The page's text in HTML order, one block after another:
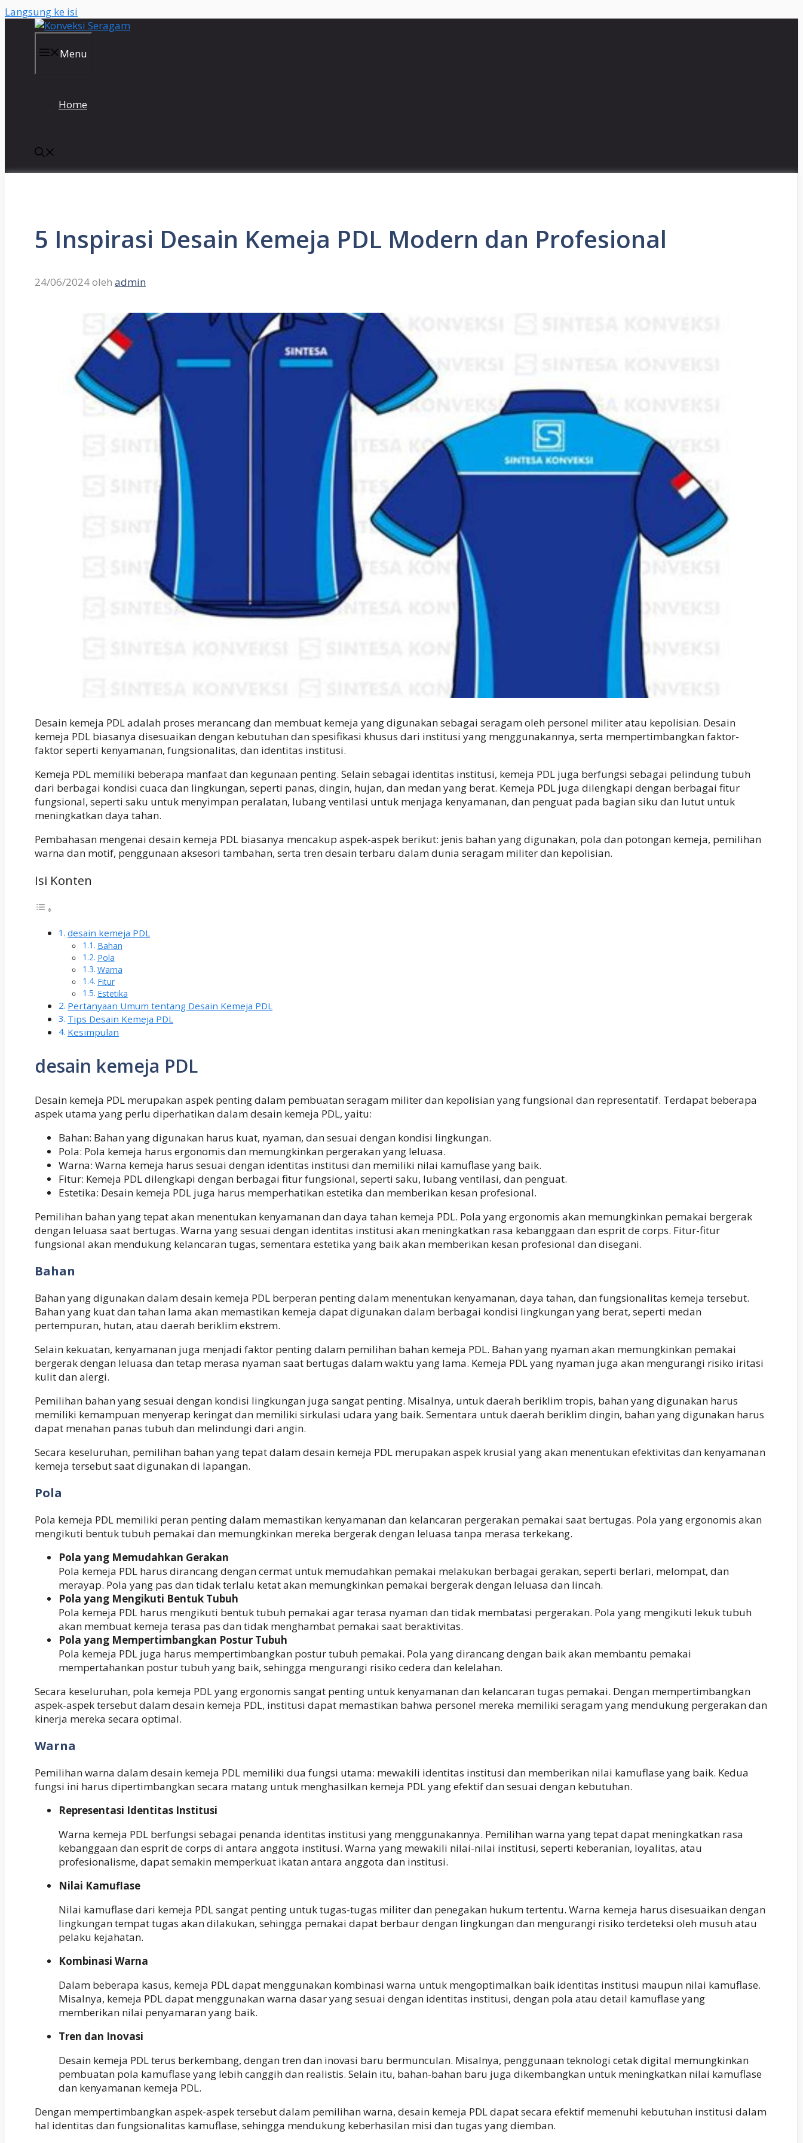
Langsung ke isi
Menu
Home
5 Inspirasi Desain Kemeja PDL Modern dan Profesional
24/06/2024oleh admin
Desain kemeja PDL adalah proses merancang dan membuat kemeja yang digunakan sebagai seragam oleh personel militer atau kepolisian. Desain
kemeja PDL biasanya disesuaikan dengan kebutuhan dan spesifikasi khusus dari institusi yang menggunakannya, serta mempertimbangkan faktor-
faktor seperti kenyamanan, fungsionalitas, dan identitas institusi.
Kemeja PDL memiliki beberapa manfaat dan kegunaan penting. Selain sebagai identitas institusi, kemeja PDL juga berfungsi sebagai pelindung tubuh
dari berbagai kondisi cuaca dan lingkungan, seperti panas, dingin, hujan, dan medan yang berat. Kemeja PDL juga dilengkapi dengan berbagai fitur
fungsional, seperti saku untuk menyimpan peralatan, lubang ventilasi untuk menjaga kenyamanan, dan penguat pada bagian siku dan lutut untuk
meningkatkan daya tahan.
Pembahasan mengenai desain kemeja PDL biasanya mencakup aspek-aspek berikut: jenis bahan yang digunakan, pola dan potongan kemeja, pemilihan
warna dan motif, penggunaan aksesori tambahan, serta tren desain terbaru dalam dunia seragam militer dan kepolisian.
Isi Konten
desain kemeja PDL
Bahan
Pola
Warna
Fitur
Estetika
Pertanyaan Umum tentang Desain Kemeja PDL
Tips Desain Kemeja PDL
Kesimpulan
desain kemeja PDL
Desain kemeja PDL merupakan aspek penting dalam pembuatan seragam militer dan kepolisian yang fungsional dan representatif. Terdapat beberapa
aspek utama yang perlu diperhatikan dalam desain kemeja PDL, yaitu:
Bahan: Bahan yang digunakan harus kuat, nyaman, dan sesuai dengan kondisi lingkungan.
Pola: Pola kemeja harus ergonomis dan memungkinkan pergerakan yang leluasa.
Warna: Warna kemeja harus sesuai dengan identitas institusi dan memiliki nilai kamuflase yang baik.
Fitur: Kemeja PDL dilengkapi dengan berbagai fitur fungsional, seperti saku, lubang ventilasi, dan penguat.
Estetika: Desain kemeja PDL juga harus memperhatikan estetika dan memberikan kesan profesional.
Pemilihan bahan yang tepat akan menentukan kenyamanan dan daya tahan kemeja PDL. Pola yang ergonomis akan memungkinkan pemakai bergerak
dengan leluasa saat bertugas. Warna yang sesuai dengan identitas institusi akan meningkatkan rasa kebanggaan dan esprit de corps. Fitur-fitur
fungsional akan mendukung kelancaran tugas, sementara estetika yang baik akan memberikan kesan profesional dan disegani.
Bahan
Bahan yang digunakan dalam desain kemeja PDL berperan penting dalam menentukan kenyamanan, daya tahan, dan fungsionalitas kemeja tersebut.
Bahan yang kuat dan tahan lama akan memastikan kemeja dapat digunakan dalam berbagai kondisi lingkungan yang berat, seperti medan
pertempuran, hutan, atau daerah beriklim ekstrem.
Selain kekuatan, kenyamanan juga menjadi faktor penting dalam pemilihan bahan kemeja PDL. Bahan yang nyaman akan memungkinkan pemakai
bergerak dengan leluasa dan tetap merasa nyaman saat bertugas dalam waktu yang lama. Kemeja PDL yang nyaman juga akan mengurangi risiko iritasi
kulit dan alergi.
Pemilihan bahan yang sesuai dengan kondisi lingkungan juga sangat penting. Misalnya, untuk daerah beriklim tropis, bahan yang digunakan harus
memiliki kemampuan menyerap keringat dan memiliki sirkulasi udara yang baik. Sementara untuk daerah beriklim dingin, bahan yang digunakan harus
dapat menahan panas tubuh dan melindungi dari angin.
Secara keseluruhan, pemilihan bahan yang tepat dalam desain kemeja PDL merupakan aspek krusial yang akan menentukan efektivitas dan kenyamanan
kemeja tersebut saat digunakan di lapangan.
Pola
Pola kemeja PDL memiliki peran penting dalam memastikan kenyamanan dan kelancaran pergerakan pemakai saat bertugas. Pola yang ergonomis akan
mengikuti bentuk tubuh pemakai dan memungkinkan mereka bergerak dengan leluasa tanpa merasa terkekang.
Pola yang Memudahkan Gerakan
Pola kemeja PDL harus dirancang dengan cermat untuk memudahkan pemakai melakukan berbagai gerakan, seperti berlari, melompat, dan
merayap. Pola yang pas dan tidak terlalu ketat akan memungkinkan pemakai bergerak dengan leluasa dan lincah.
Pola yang Mengikuti Bentuk Tubuh
Pola kemeja PDL harus mengikuti bentuk tubuh pemakai agar terasa nyaman dan tidak membatasi pergerakan. Pola yang mengikuti lekuk tubuh
akan membuat kemeja terasa pas dan tidak menghambat pemakai saat beraktivitas.
Pola yang Mempertimbangkan Postur Tubuh
Pola kemeja PDL juga harus mempertimbangkan postur tubuh pemakai. Pola yang dirancang dengan baik akan membantu pemakai
mempertahankan postur tubuh yang baik, sehingga mengurangi risiko cedera dan kelelahan.
Secara keseluruhan, pola kemeja PDL yang ergonomis sangat penting untuk kenyamanan dan kelancaran tugas pemakai. Dengan mempertimbangkan
aspek-aspek tersebut dalam desain kemeja PDL, institusi dapat memastikan bahwa personel mereka memiliki seragam yang mendukung pergerakan dan
kinerja mereka secara optimal.
Warna
Pemilihan warna dalam desain kemeja PDL memiliki dua fungsi utama: mewakili identitas institusi dan memberikan nilai kamuflase yang baik. Kedua
fungsi ini harus dipertimbangkan secara matang untuk menghasilkan kemeja PDL yang efektif dan sesuai dengan kebutuhan.
Representasi Identitas Institusi
Warna kemeja PDL berfungsi sebagai penanda identitas institusi yang menggunakannya. Pemilihan warna yang tepat dapat meningkatkan rasa
kebanggaan dan esprit de corps di antara anggota institusi. Warna yang mewakili nilai-nilai institusi, seperti keberanian, loyalitas, atau
profesionalisme, dapat semakin memperkuat ikatan antara anggota dan institusi.
Nilai Kamuflase
Nilai kamuflase dari kemeja PDL sangat penting untuk tugas-tugas militer dan penegakan hukum tertentu. Warna kemeja harus disesuaikan dengan
lingkungan tempat tugas akan dilakukan, sehingga pemakai dapat berbaur dengan lingkungan dan mengurangi risiko terdeteksi oleh musuh atau
pelaku kejahatan.
Kombinasi Warna
Dalam beberapa kasus, kemeja PDL dapat menggunakan kombinasi warna untuk mengoptimalkan baik identitas institusi maupun nilai kamuflase.
Misalnya, kemeja PDL dapat menggunakan warna dasar yang sesuai dengan identitas institusi, dengan pola atau detail kamuflase yang
memberikan nilai penyamaran yang baik.
Tren dan Inovasi
Desain kemeja PDL terus berkembang, dengan tren dan inovasi baru bermunculan. Misalnya, penggunaan teknologi cetak digital memungkinkan
pembuatan pola kamuflase yang lebih canggih dan realistis. Selain itu, bahan-bahan baru juga dikembangkan untuk meningkatkan nilai kamuflase
dan kenyamanan kemeja PDL.
Dengan mempertimbangkan aspek-aspek tersebut dalam pemilihan warna, desain kemeja PDL dapat secara efektif memenuhi kebutuhan institusi dalam
hal identitas dan fungsionalitas kamuflase, sehingga mendukung keberhasilan misi dan tugas yang diemban.